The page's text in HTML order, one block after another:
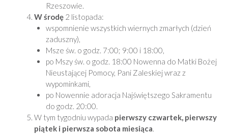
Rzeszowie.
W środę 2 listopada:
wspomnienie wszystkich wiernych zmarłych (dzień
zaduszny),
Msze św. o godz. 7:00; 9:00 i 18:00,
po Mszy św. o godz. 18:00 Nowenna do Matki Bożej
Nieustającej Pomocy, Pani Zaleskiej wraz z
wypominkami,
po Nowennie adoracja Najświętszego Sakramentu
do godz. 20:00.
W tym tygodniu wypada pierwszy czwartek, pierwszy
piątek i pierwsza sobota miesiąca.